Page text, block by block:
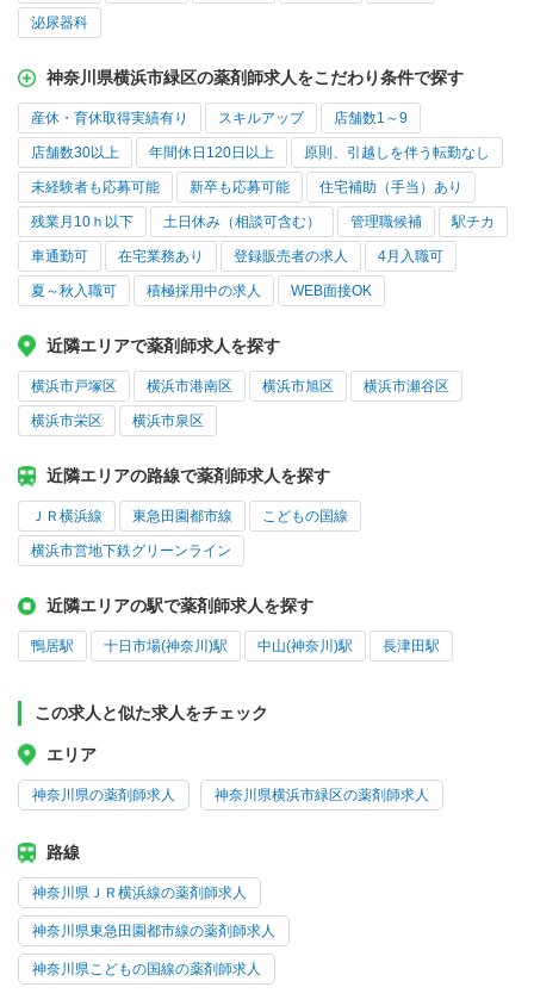
泌尿器科
神奈川県横浜市緑区の薬剤師求人をこだわり条件で探す
産休・育休取得実績有り スキルアップ 店舗数1～9
店舗数30以上 年間休日120日以上 原則、引越しを伴う転勤なし
未経験者も応募可能 新卒も応募可能 住宅補助（手当）あり
残業月10ｈ以下 土日休み（相談可含む） 管理職候補 駅チカ
車通勤可 在宅業務あり 登録販売者の求人 4月入職可
夏～秋入職可 積極採用中の求人 WEB面接OK
近隣エリアで薬剤師求人を探す
横浜市戸塚区 横浜市港南区 横浜市旭区 横浜市瀬谷区
横浜市栄区 横浜市泉区
近隣エリアの路線で薬剤師求人を探す
ＪＲ横浜線 東急田園都市線 こどもの国線
横浜市営地下鉄グリーンライン
近隣エリアの駅で薬剤師求人を探す
鴨居駅 十日市場(神奈川)駅 中山(神奈川)駅 長津田駅
この求人と似た求人をチェック
エリア
神奈川県の薬剤師求人 神奈川県横浜市緑区の薬剤師求人
路線
神奈川県ＪＲ横浜線の薬剤師求人
神奈川県東急田園都市線の薬剤師求人
神奈川県こどもの国線の薬剤師求人